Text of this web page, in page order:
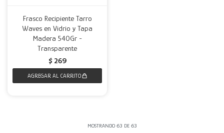
Frasco Recipiente Tarro
Waves en Vidrio y Tapa
Madera 540Gr -
Transparente
$ 269
MOSTRANDO 63 DE 63